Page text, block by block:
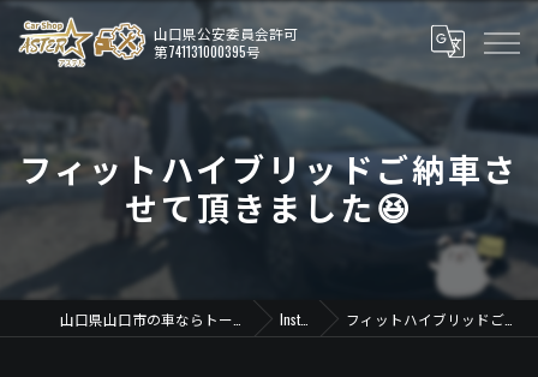
フィットハイブリッドご納車さ
せて頂きました😆
Instagram フィットハイブリッドご納車させて頂きました😆